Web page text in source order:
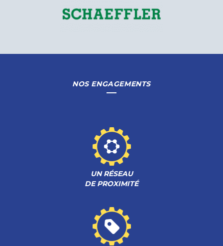
NOS ENGAGEMENTS
UN RÉSEAU
DE PROXIMITÉ